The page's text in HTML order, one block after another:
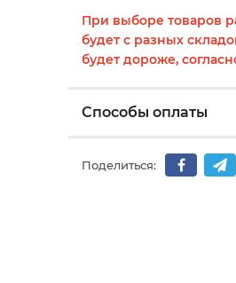
При выборе товаров
будет с разных
будет дороже,
Способы оплаты
Поделиться: